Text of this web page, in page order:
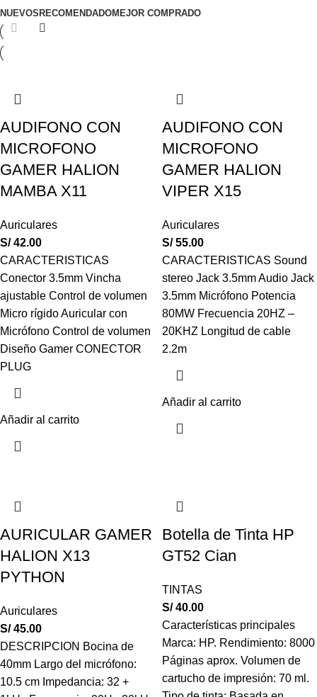
NUEVOS RECOMENDADOMEJOR COMPRADO
AUDIFONO CON
MICROFONO
GAMER HALION
MAMBA X11
Auriculares
S/42.00
CARACTERISTICAS
Conector 3.5mm Vincha
ajustable Control de volumen
Micro rígido Auricular con
Micrófono Control de volumen
Diseño Gamer CONECTOR
PLUG
Añadir al carrito
AUDIFONO CON
MICROFONO
GAMER HALION
VIPER X15
Auriculares
S/55.00
CARACTERISTICAS Sound
stereo Jack 3.5mm Audio Jack
3.5mm Micrófono Potencia
80MW Frecuencia 20HZ –
20KHZ Longitud de cable
2.2m
Añadir al carrito
AURICULAR GAMER
HALION X13
PYTHON
Auriculares
S/45.00
DESCRIPCION Bocina de
40mm Largo del micrófono:
10.5 cm Impedancia: 32 +
Botella de Tinta HP
GT52 Cian
TINTAS
S/40.00
Características principales
Marca: HP. Rendimiento: 8000
Páginas aprox. Volumen de
cartucho de impresión: 70 ml.